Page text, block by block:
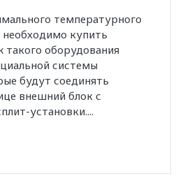
температурного
купить
оборудования
системы
будут соединять
внешний блок с
установки....